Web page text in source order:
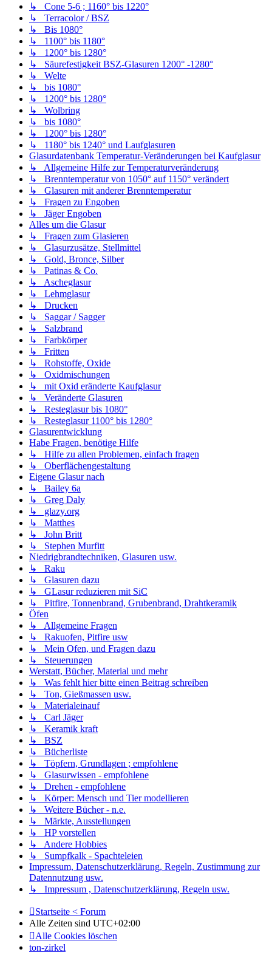
↳ Cone 5-6 ; 1160° bis 1220°
↳ Terracolor / BSZ
↳ Bis 1080°
↳ 1100° bis 1180°
↳ 1200° bis 1280°
↳ Säurefestigkeit BSZ-Glasuren 1200° -1280°
↳ Welte
↳ bis 1080°
↳ 1200° bis 1280°
↳ Wolbring
↳ bis 1080°
↳ 1200° bis 1280°
↳ 1180° bis 1240° und Laufglasuren
Glasurdatenbank Temperatur-Veränderungen bei Kaufglasur
↳ Allgemeine Hilfe zur Temperaturveränderung
↳ Brenntemperatur von 1050° auf 1150° verändert
↳ Glasuren mit anderer Brenntemperatur
↳ Fragen zu Engoben
↳ Jäger Engoben
Alles um die Glasur
↳ Fragen zum Glasieren
↳ Glasurzusätze, Stellmittel
↳ Gold, Bronce, Silber
↳ Patinas & Co.
↳ Ascheglasur
↳ Lehmglasur
↳ Drucken
↳ Saggar / Sagger
↳ Salzbrand
↳ Farbkörper
↳ Fritten
↳ Rohstoffe, Oxide
↳ Oxidmischungen
↳ mit Oxid eränderte Kaufglasur
↳ Veränderte Glasuren
↳ Resteglasur bis 1080°
↳ Resteglasur 1100° bis 1280°
Glasurentwicklung
Habe Fragen, benötige Hilfe
↳ Hilfe zu allen Problemen, einfach fragen
↳ Oberflächengestaltung
Eigene Glasur nach
↳ Bailey 6a
↳ Greg Daly
↳ glazy.org
↳ Matthes
↳ John Britt
↳ Stephen Murfitt
Niedrigbrandtechniken, Glasuren usw.
↳ Raku
↳ Glasuren dazu
↳ GLasur reduzieren mit SiC
↳ Pitfire, Tonnenbrand, Grubenbrand, Drahtkeramik
Öfen
↳ Allgemeine Fragen
↳ Rakuofen, Pitfire usw
↳ Mein Ofen, und Fragen dazu
↳ Steuerungen
Werstatt, Bücher, Material und mehr
↳ Was fehlt hier bitte einen Beitrag schreiben
↳ Ton, Gießmassen usw.
↳ Materialeinauf
↳ Carl Jäger
↳ Keramik kraft
↳ BSZ
↳ Bücherliste
↳ Töpfern, Grundlagen ; empfohlene
↳ Glasurwissen - empfohlene
↳ Drehen - empfohlene
↳ Körper: Mensch und Tier modellieren
↳ Weitere Bücher - n.e.
↳ Märkte, Ausstellungen
↳ HP vorstellen
↳ Andere Hobbies
↳ Sumpfkalk - Spachteleien
Impressum, Datenschutzerklärung, Regeln, Zustimmung zur
Datennutzung usw.
↳ Impressum , Datenschutzerklärung, Regeln usw.
Startseite < Forum
Alle Zeiten sind UTC+02:00
Alle Cookies löschen
ton-zirkel